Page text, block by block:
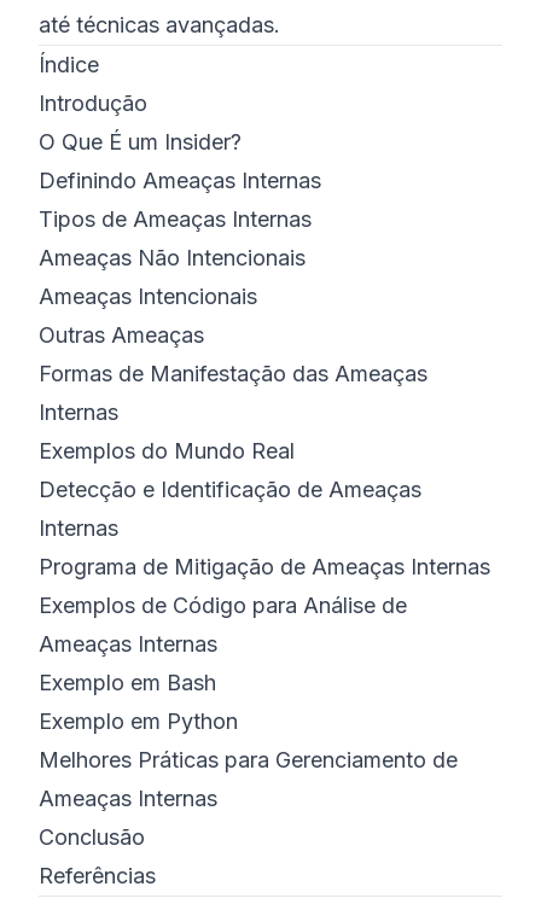
até técnicas avançadas.
Índice
Introdução
O Que É um Insider?
Definindo Ameaças Internas
Tipos de Ameaças Internas
Ameaças Não Intencionais
Ameaças Intencionais
Outras Ameaças
Formas de Manifestação das Ameaças
Internas
Exemplos do Mundo Real
Detecção e Identificação de Ameaças
Internas
Programa de Mitigação de Ameaças Internas
Exemplos de Código para Análise de
Ameaças Internas
Exemplo em Bash
Exemplo em Python
Melhores Práticas para Gerenciamento de
Ameaças Internas
Conclusão
Referências